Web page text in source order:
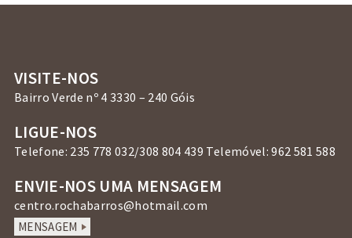
VISITE-NOS
Bairro Verde nº 4 3330 – 240 Góis
LIGUE-NOS
Telefone: 235 778 032/308 804 439 Telemóvel: 962 581 588
ENVIE-NOS UMA MENSAGEM
centro.rochabarros@hotmail.com
MENSAGEM